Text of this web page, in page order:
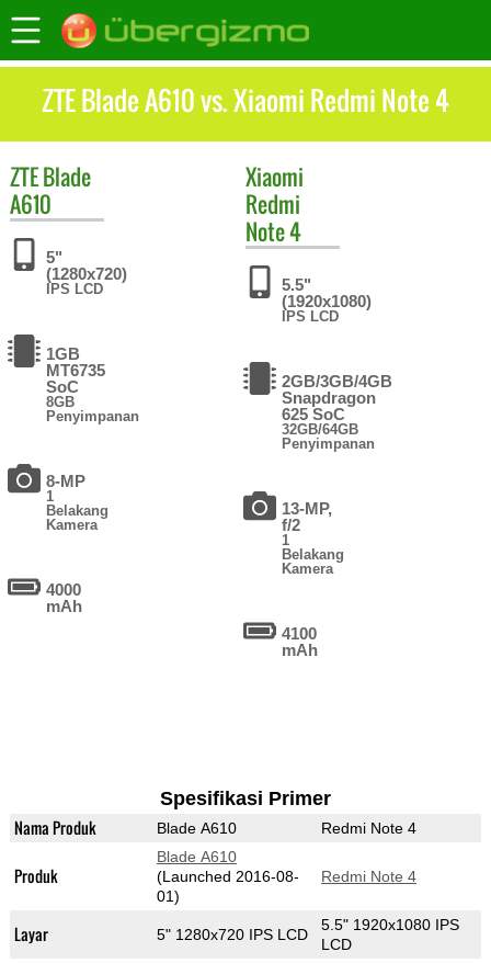
ZTE Blade A610 vs. Xiaomi Redmi Note 4
ZTEBlade
A610
5"
(1280x720)
IPS LCD
1GB
MT6735
SoC
8GB
Penyimpanan
8-MP
1
Belakang
Kamera
4000
mAh
Xiaomi
Redmi
Note 4
5.5"
(1920x1080)
IPS LCD
2GB/3GB/4GB
Snapdragon
625 SoC
32GB/64GB
Penyimpanan
13-MP,
f/2
1
Belakang
Kamera
4100
mAh
Spesifikasi Primer
Nama Produk Blade A610 Redmi Note 4
Produk
Blade A610
(Launched 2016-08-
01)
Redmi Note 4
Layar 5" 1280x720 IPS LCD
5.5" 1920x1080 IPS
LCD